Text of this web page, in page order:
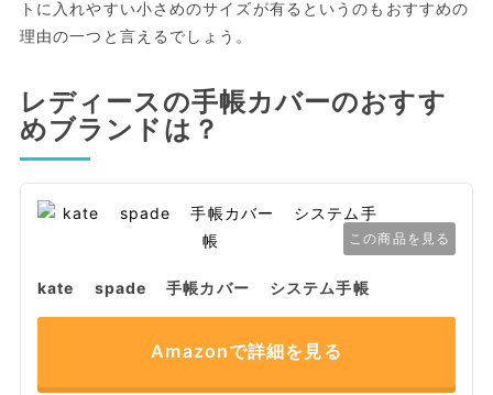
トに入れやすい小さめのサイズが有るというのもおすすめの
理由の一つと言えるでしょう。
レディースの手帳カバーのおすす
めブランドは？
この商品を見る
kate spade 手帳カバー システム手帳
Amazonで詳細を見る